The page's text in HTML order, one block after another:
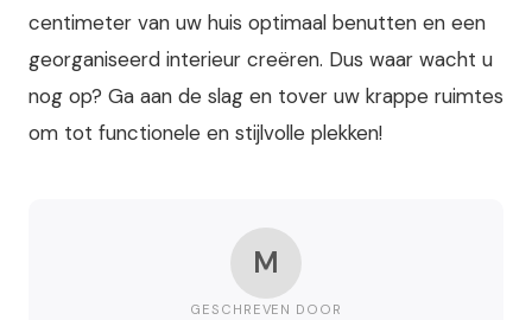
centimeter van uw huis optimaal benutten en een
georganiseerd interieur creëren. Dus waar wacht u
nog op? Ga aan de slag en tover uw krappe ruimtes
om tot functionele en stijlvolle plekken!
M
GESCHREVEN DOOR